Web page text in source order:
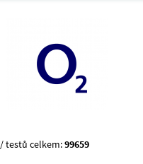
/ testů celkem:99659